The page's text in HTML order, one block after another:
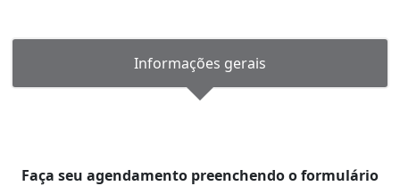
Informações gerais
Faça seu agendamento preenchendo o formulário